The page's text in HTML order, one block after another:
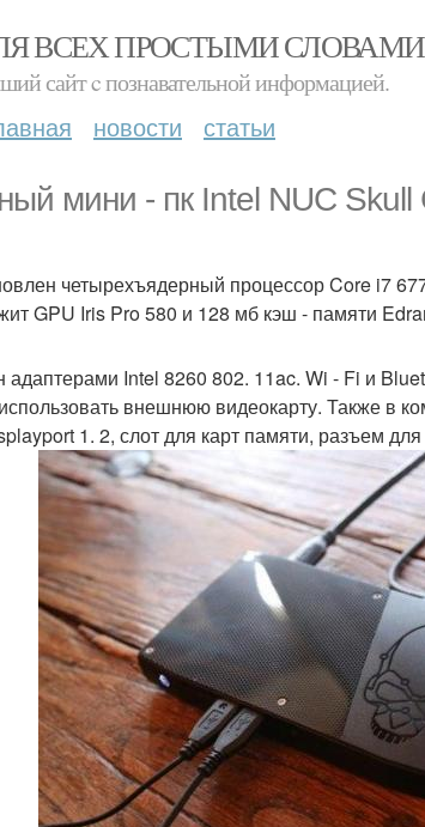
ВСЕХ ПРОСТЫМИ СЛОВАМИ
сайт c познавательной информацией.
новости статьи
мини - пк Intel NUC Skull
четырехъядерный процессор Core i7
GPU Iris Pro 580 и 128 мб кэш - памяти
Intel 8260 802. 11ac. Wi - Fi и
внешнюю видеокарту. Также в
1. 2, слот для карт памяти, разъем